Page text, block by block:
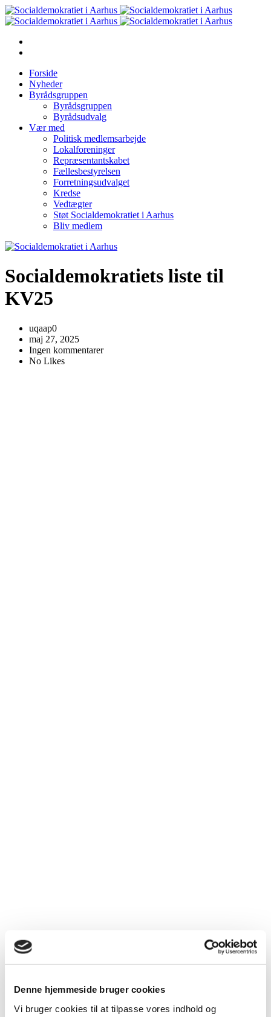
Denne hjemmeside bruger cookies
Vi bruger cookies til at tilpasse vores indhold og
Forside
Nyheder
Byrådsgruppen
Byrådsgruppen
Byrådsudvalg
Vær med
Politisk medlemsarbejde
Lokalforeninger
Repræsentantskabet
Fællesbestyrelsen
Forretningsudvalget
Kredse
Vedtægter
Støt Socialdemokratiet i Aarhus
Bliv medlem
Socialdemokratiets liste til
KV25
uqaap0
maj 27, 2025
Ingen kommentarer
No Likes